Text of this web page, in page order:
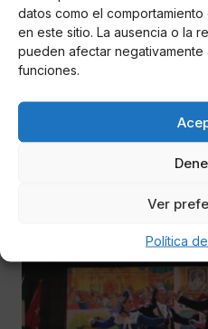
datos como el
en este sitio. La ausencia o la
pueden afectar negativamente
funciones.
Ver
Política
Carlos Sánchez Narros
primera inmobiliaria
agencia haya elegido el